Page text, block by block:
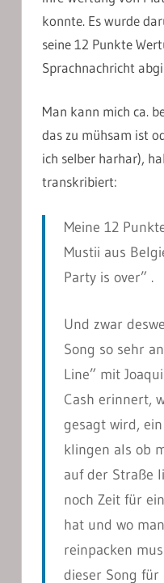
konnte. Es wurde
seine 12 Punkte
Sprachnachricht
Man kann mich ca.
das zu mühsam ist
ich selber harhar),
transkribiert:
Meine 12
Mustii aus
Party is over” .
Und zwar
Song so sehr
Line” mit
Cash erinnert,
gesagt wird,
klingen als ob
auf der Straße
noch Zeit für
hat und wo
reinpacken
dieser Song